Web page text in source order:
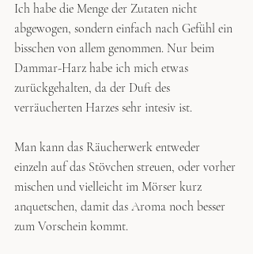
Ich habe die Menge der Zutaten nicht
abgewogen, sondern einfach nach Gefühl ein
bisschen von allem genommen. Nur beim
Dammar-Harz habe ich mich etwas
zurückgehalten, da der Duft des
verräucherten Harzes sehr intesiv ist.
Man kann das Räucherwerk entweder
einzeln auf das Stövchen streuen, oder vorher
mischen und vielleicht im Mörser kurz
anquetschen, damit das Aroma noch besser
zum Vorschein kommt.